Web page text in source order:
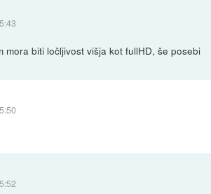
mora biti ločljivost višja kot fullHD, še posebi